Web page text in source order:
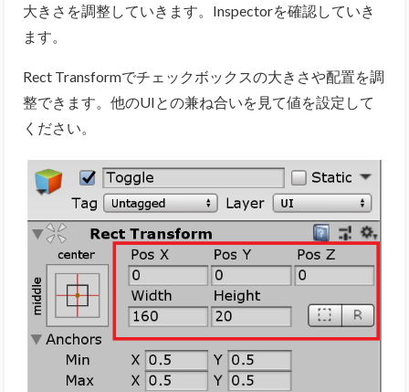
大きさを調整していきます。Inspectorを確認していき
ます。
Rect Transformでチェックボックスの大きさや配置を調
整できます。他のUIとの兼ね合いを見て値を設定して
ください。